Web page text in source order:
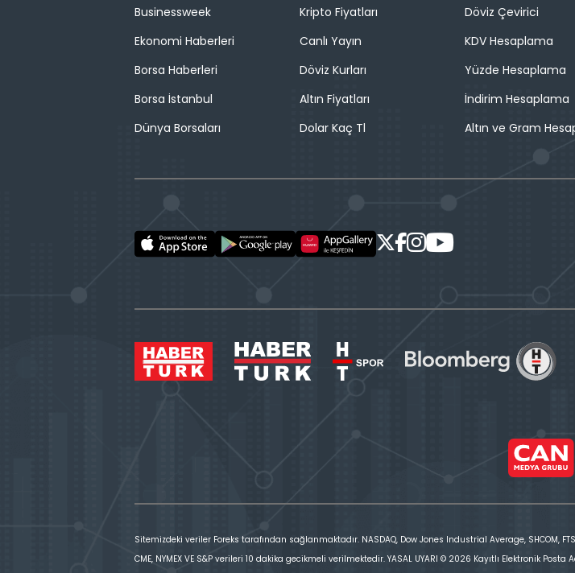
Businessweek
Ekonomi Haberleri
Borsa Haberleri
Borsa İstanbul
Dünya Borsaları
Kripto Fiyatları
Canlı Yayın
Döviz Kurları
Altın Fiyatları
Dolar Kaç Tl
Döviz Çevirici
KDV Hesaplama
Yüzde Hesaplama
İndirim Hesaplama
Altın ve Gram
Sitemizdeki veriler Foreks tarafından sağlanmaktadır. NASDAQ, Dow Jones Industrial Average, SHCOM,
CME, NYMEX VE S&P verileri 10 dakika gecikmeli verilmektedir. YASAL UYARI © 2026 Kayıtlı Elektronik